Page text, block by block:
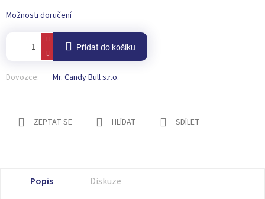
Možnosti doručení
Přidat do košíku
Dovozce: Mr. Candy Bull s.r.o.
ZEPTAT SE HLÍDAT SDÍLET
Popis
Diskuze